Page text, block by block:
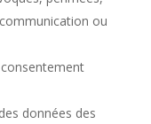
ou
données des